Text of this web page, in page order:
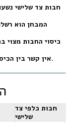
חבות צד שלישי
המבחן הוא
כיסוי החבות מצוי
אין קשר בין– חבות לצד ג’ היא ביטוח נפרד ועצמאי.
חבות כלפי צד
שלישי